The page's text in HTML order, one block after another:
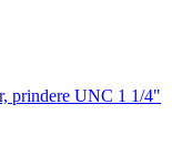
prindere UNC 1 1/4"